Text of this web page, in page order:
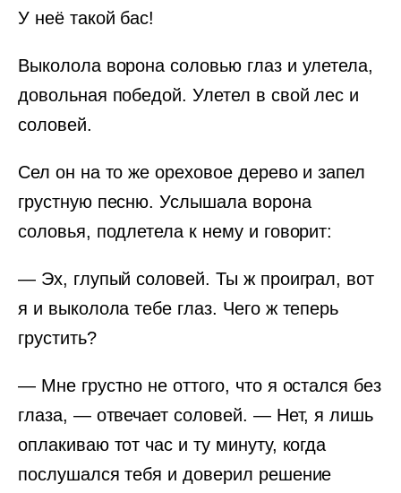
У неё такой бас!
Выколола ворона соловью глаз и улетела,
довольная победой. Улетел в свой лес и
соловей.
Сел он на то же ореховое дерево и запел
грустную песню. Услышала ворона
соловья, подлетела к нему и говорит:
— Эх, глупый соловей. Ты ж проиграл, вот
я и выколола тебе глаз. Чего ж теперь
грустить?
— Мне грустно не оттого, что я остался без
глаза, — отвечает соловей. — Нет, я лишь
оплакиваю тот час и ту минуту, когда
послушался тебя и доверил решение